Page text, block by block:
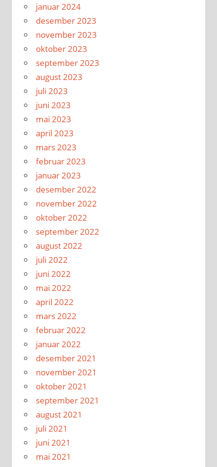
januar 2024
desember 2023
november 2023
oktober 2023
september 2023
august 2023
juli 2023
juni 2023
mai 2023
april 2023
mars 2023
februar 2023
januar 2023
desember 2022
november 2022
oktober 2022
september 2022
august 2022
juli 2022
juni 2022
mai 2022
april 2022
mars 2022
februar 2022
januar 2022
desember 2021
november 2021
oktober 2021
september 2021
august 2021
juli 2021
juni 2021
mai 2021